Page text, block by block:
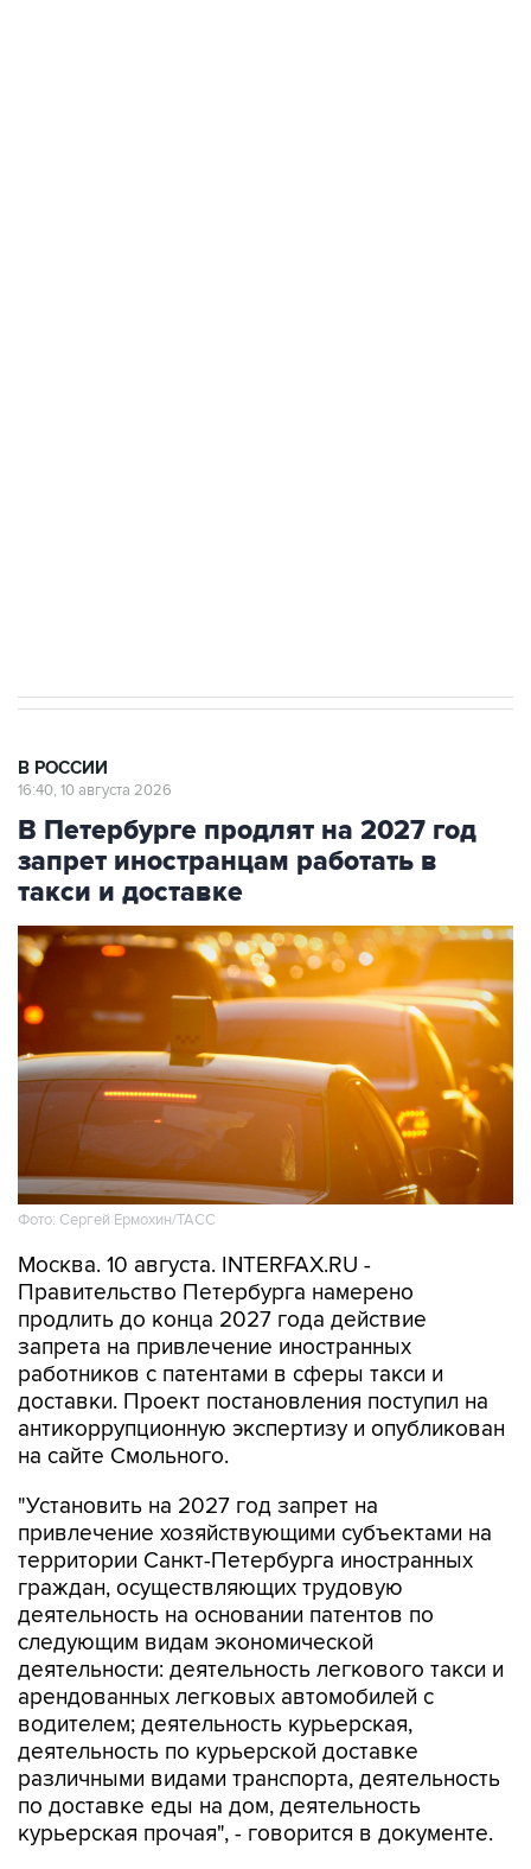
В РОССИИ
16:40, 10 августа 2026
В Петербурге продлят на 2027 год
запрет иностранцам работать в
такси и доставке
Фото: Сергей Ермохин/ТАСС
Москва. 10 августа. INTERFAX.RU -
Правительство Петербурга намерено
продлить до конца 2027 года действие
запрета на привлечение иностранных
работников с патентами в сферы такси и
доставки. Проект постановления поступил на
антикоррупционную экспертизу и опубликован
на сайте Смольного.
"Установить на 2027 год запрет на
привлечение хозяйствующими субъектами на
территории Санкт-Петербурга иностранных
граждан, осуществляющих трудовую
деятельность на основании патентов по
следующим видам экономической
деятельности: деятельность легкового такси и
арендованных легковых автомобилей с
водителем; деятельность курьерская,
деятельность по курьерской доставке
различными видами транспорта, деятельность
по доставке еды на дом, деятельность
курьерская прочая", - говорится в документе.